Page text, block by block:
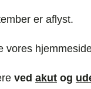
er aflyst.
ved akut og